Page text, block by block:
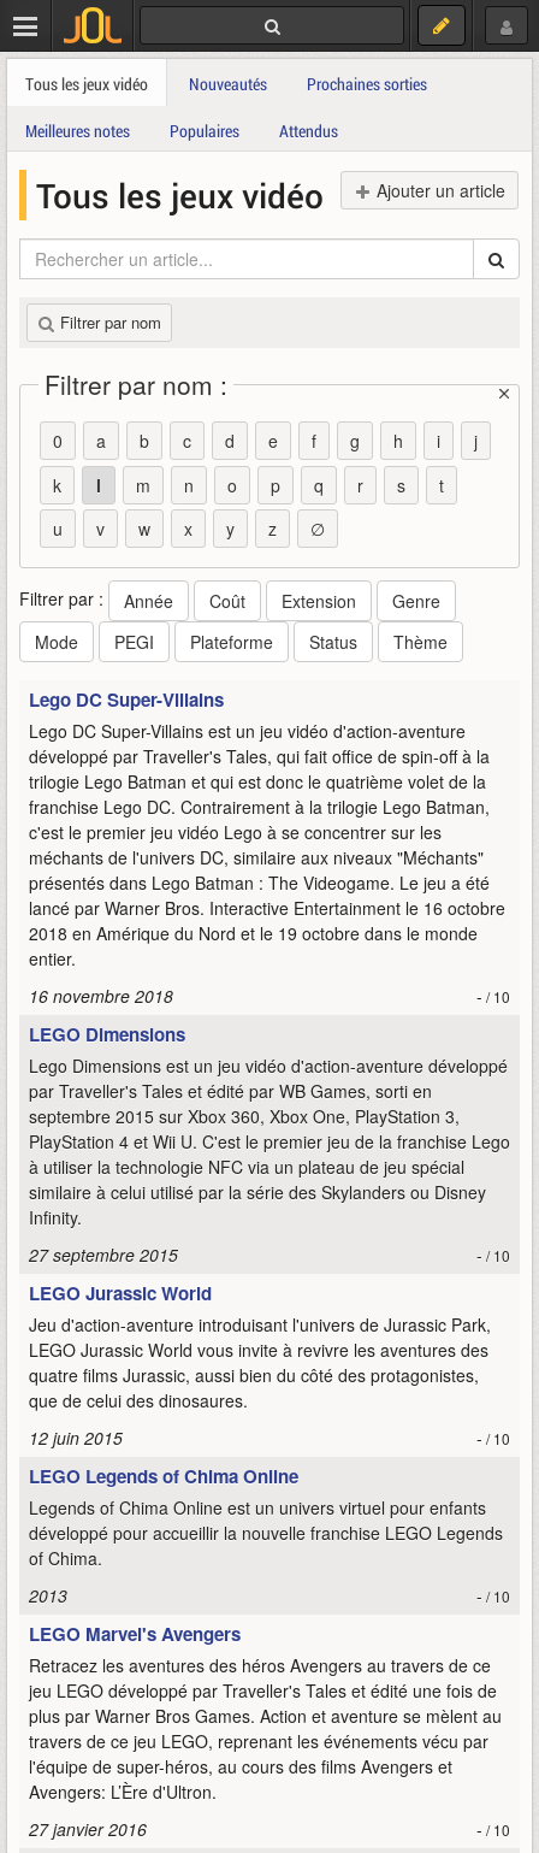
Tous les jeux vidéo Nouveautés Prochaines sorties
Meilleures notes Populaires Attendus
Ajouter un article
Tous les jeux vidéo
Filtrer par nom
Filtrer par nom :
0 a b c d e f g h i
j
k
l m n o p q r s
t
u
v w x y z ∅
Filtrer par : Année Coût Extension
Genre
Mode
PEGI Plateforme Status Thème
Lego DC Super-Villains
Lego DC Super-Villains est un jeu vidéo d'action-aventure
développé par Traveller's Tales, qui fait office de spin-off à la
trilogie Lego Batman et qui est donc le quatrième volet de la
franchise Lego DC. Contrairement à la trilogie Lego Batman,
c'est le premier jeu vidéo Lego à se concentrer sur les
méchants de l'univers DC, similaire aux niveaux "Méchants"
présentés dans Lego Batman : The Videogame. Le jeu a été
lancé par Warner Bros. Interactive Entertainment le 16 octobre
2018 en Amérique du Nord et le 19 octobre dans le monde
entier.
16 novembre 2018
- / 10
LEGO Dimensions
Lego Dimensions est un jeu vidéo d'action-aventure développé
par Traveller's Tales et édité par WB Games, sorti en
septembre 2015 sur Xbox 360, Xbox One, PlayStation 3,
PlayStation 4 et Wii U. C'est le premier jeu de la franchise Lego
à utiliser la technologie NFC via un plateau de jeu spécial
similaire à celui utilisé par la série des Skylanders ou Disney
Infinity.
27 septembre 2015
- / 10
LEGO Jurassic World
Jeu d'action-aventure introduisant l'univers de Jurassic Park,
LEGO Jurassic World vous invite à revivre les aventures des
quatre films Jurassic, aussi bien du côté des protagonistes,
que de celui des dinosaures.
12 juin 2015
- / 10
LEGO Legends of Chima Online
Legends of Chima Online est un univers virtuel pour enfants
développé pour accueillir la nouvelle franchise LEGO Legends
of Chima.
2013
- / 10
LEGO Marvel's Avengers
Retracez les aventures des héros Avengers au travers de ce
jeu LEGO développé par Traveller's Tales et édité une fois de
plus par Warner Bros Games. Action et aventure se mèlent au
travers de ce jeu LEGO, reprenant les événements vécu par
l'équipe de super-héros, au cours des films Avengers et
Avengers: L’Ère d'Ultron.
27 janvier 2016
- / 10